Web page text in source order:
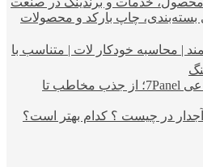
بسته‌بندی، چاپ بارکد و محصولات
| محاسبه خودکار لات | متناسب با
خدمات شبکه‌های اجتماعی 7Panel؛ از جذب مخاطب تا
در چیست ؟ کدام بهتر است؟